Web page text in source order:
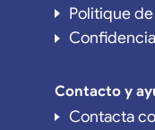
Politique
Contacto y
Contacta